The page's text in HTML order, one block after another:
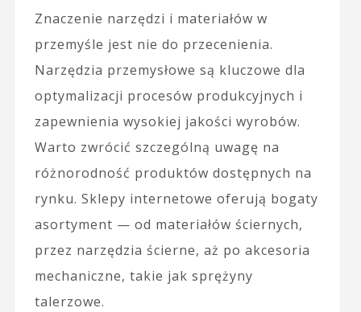
Znaczenie narzędzi i materiałów w
przemyśle jest nie do przecenienia.
Narzędzia przemysłowe są kluczowe dla
optymalizacji procesów produkcyjnych i
zapewnienia wysokiej jakości wyrobów.
Warto zwrócić szczególną uwagę na
różnorodność produktów dostępnych na
rynku. Sklepy internetowe oferują bogaty
asortyment — od materiałów ściernych,
przez narzędzia ścierne, aż po akcesoria
mechaniczne, takie jak sprężyny
talerzowe.